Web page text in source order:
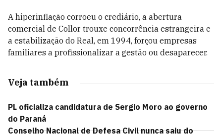
A hiperinflação corroeu o crediário, a abertura
comercial de Collor trouxe concorrência estrangeira e
a estabilização do Real, em 1994, forçou empresas
familiares a profissionalizar a gestão ou desaparecer.
Veja também
PL oficializa candidatura de Sergio Moro ao governo
do Paraná
Conselho Nacional de Defesa Civil nunca saiu do